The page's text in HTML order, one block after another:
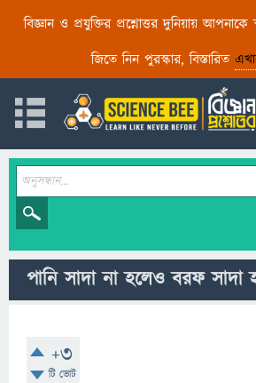
বিজ্ঞান ও প্রযুক্তির প্রশ্নোত্তর দুনিয়ায় আপনাকে
জিতে নিন পুরস্কার, বিস্তারিত
পানি সাদা না হলেও বরফ সাদা
+3
টি ভোট